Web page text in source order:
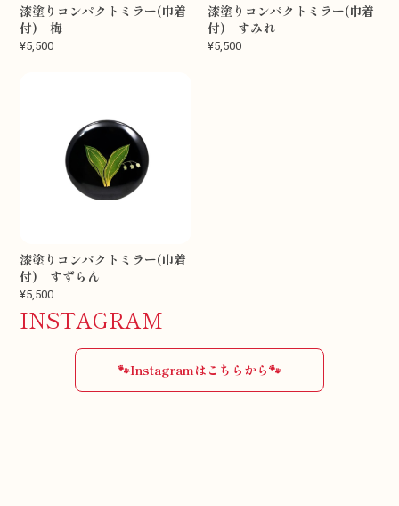
漆塗りコンパクトミラー(巾着
付) 梅
¥5,500
漆塗りコンパクトミラー(巾着
付) すみれ
¥5,500
漆塗りコンパクトミラー(巾着
付) すずらん
¥5,500
INSTAGRAM
🐾Instagramはこちらから🐾